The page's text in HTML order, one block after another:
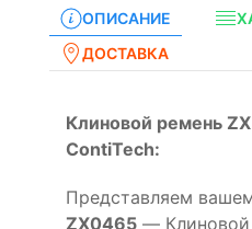
ОПИСАНИЕ
ДОСТАВКА
Клиновой ремень
ContiTech:
Представляем
ZX0465 — Клиновой